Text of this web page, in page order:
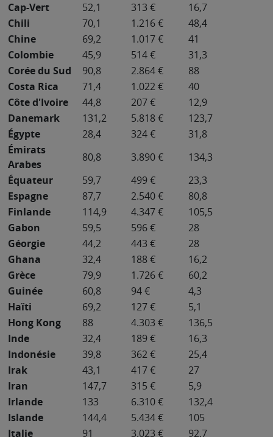
Cap-Vert
52,1 313 €
16,7
Chili
70,1 1.216 €
48,4
Chine
69,2 1.017 €
41
Colombie
45,9 514 €
31,3
Corée du Sud
90,8 2.864 €
88
Costa Rica
71,4 1.022 €
40
Côte d'Ivoire
44,8 207 €
12,9
Danemark
131,2 5.818 €
123,7
Égypte
28,4 324 €
31,8
Émirats
Arabes
80,8 3.890 €
134,3
Équateur
59,7 499 €
23,3
Espagne
87,7 2.540 €
80,8
Finlande
114,9 4.347 €
105,5
Gabon
59,5 596 €
28
Géorgie
44,2 443 €
28
Ghana
32,4 188 €
16,2
Grèce
79,9 1.726 €
60,2
Guinée
60,8 94 €
4,3
Haïti
69,2 127 €
5,1
Hong Kong
88 4.303 €
136,5
Inde
32,4 189 €
16,3
Indonésie
39,8 362 €
25,4
Irak
43,1 417 €
27
Iran
147,7 315 €
5,9
Irlande
133 6.310 €
132,4
Islande
144,4 5.434 €
105
Italie
91 3.023 € 92,7